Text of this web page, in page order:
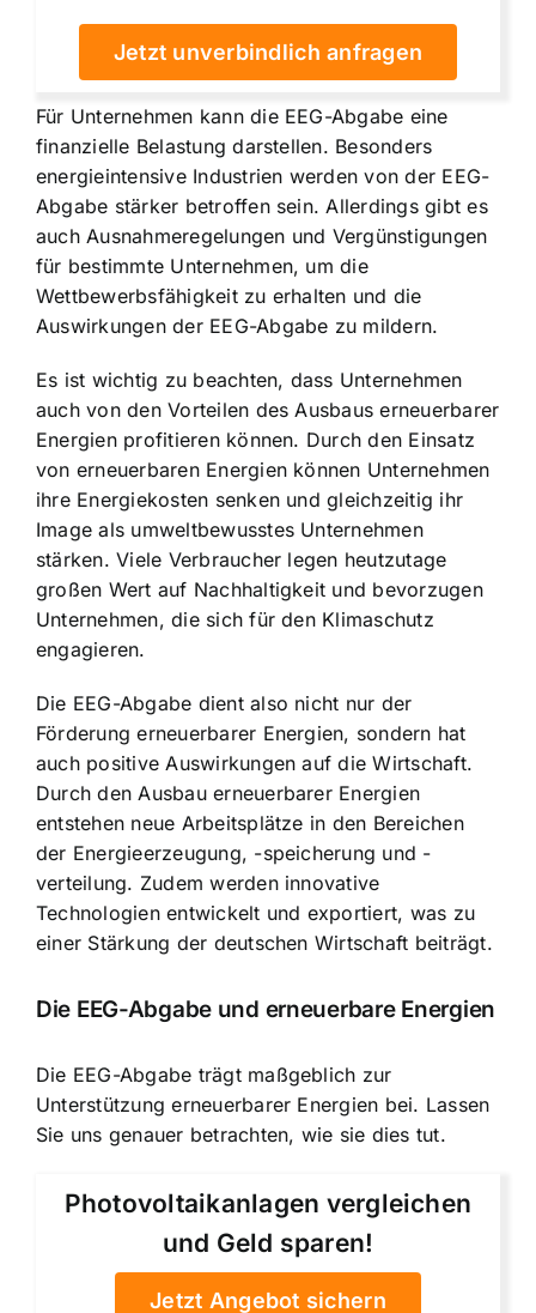
Jetzt unverbindlich anfragen
Für Unternehmen kann die EEG-Abgabe eine
finanzielle Belastung darstellen. Besonders
energieintensive Industrien werden von der EEG-
Abgabe stärker betroffen sein. Allerdings gibt es
auch Ausnahmeregelungen und Vergünstigungen
für bestimmte Unternehmen, um die
Wettbewerbsfähigkeit zu erhalten und die
Auswirkungen der EEG-Abgabe zu mildern.
Es ist wichtig zu beachten, dass Unternehmen
auch von den Vorteilen des Ausbaus erneuerbarer
Energien profitieren können. Durch den Einsatz
von erneuerbaren Energien können Unternehmen
ihre Energiekosten senken und gleichzeitig ihr
Image als umweltbewusstes Unternehmen
stärken. Viele Verbraucher legen heutzutage
großen Wert auf Nachhaltigkeit und bevorzugen
Unternehmen, die sich für den Klimaschutz
engagieren.
Die EEG-Abgabe dient also nicht nur der
Förderung erneuerbarer Energien, sondern hat
auch positive Auswirkungen auf die Wirtschaft.
Durch den Ausbau erneuerbarer Energien
entstehen neue Arbeitsplätze in den Bereichen
der Energieerzeugung, -speicherung und -
verteilung. Zudem werden innovative
Technologien entwickelt und exportiert, was zu
einer Stärkung der deutschen Wirtschaft beiträgt.
Die EEG-Abgabe und erneuerbare Energien
Die EEG-Abgabe trägt maßgeblich zur
Unterstützung erneuerbarer Energien bei. Lassen
Sie uns genauer betrachten, wie sie dies tut.
Photovoltaikanlagen vergleichen
und Geld sparen!
Jetzt Angebot sichern